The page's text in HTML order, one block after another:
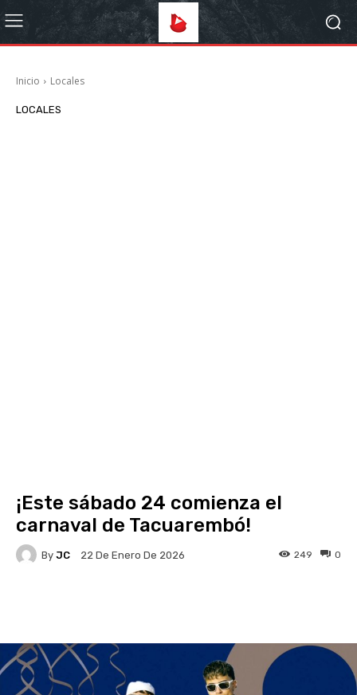
Inicio Locales
LOCALES
¡Este sábado 24 comienza el
carnaval de Tacuarembó!
By JC 22 De Enero De 2026 0
249